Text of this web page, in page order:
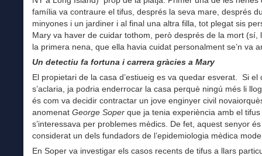
família va contraure el tifus, després la seva mare, després
minyones i un jardiner i al final una altra filla, tot plegat sis
Mary va haver de cuidar tothom, però després de la mort (sí,
la primera nena, que ella havia cuidat personalment se’n va
Un detectiu fa fortuna i carrera gràcies a Mary
El propietari de la casa d’estiueig es va quedar esverat. Si el
s’aclaria, ja podria enderrocar la casa perquè ningú més li
és com va decidir contractar un jove enginyer civil
anomenat George Soper que ja tenia experiència amb el tifus
s’interessava per problemes mèdics. De fet, aquest senyor és
considerat un dels fundadors de l’epidemiologia mèdica
En Soper va investigar els casos recents de tifus a llars